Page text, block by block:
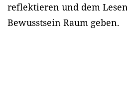
reflektieren und dem
Bewusstsein Raum geben.